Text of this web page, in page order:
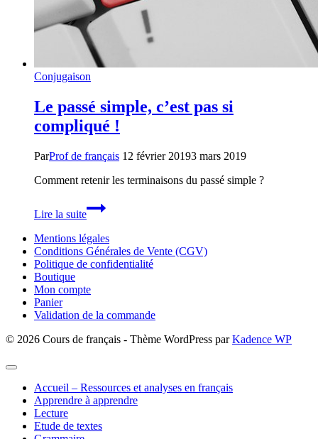
Conjugaison
Le passé simple, c’est pas si
compliqué !
ParProf de français 12 février 20193 mars 2019
Comment retenir les terminaisons du passé simple ?
Lire la suitepassé
c’est
pas
si
!
Mentions légales
Conditions Générales de Vente (CGV)
Politique de confidentialité
Boutique
Mon compte
Panier
Validation de la commande
© 2026 Cours de français - Thème WordPress parKadence WP
Accueil – Ressources et analyses en français
Apprendre à apprendre
Lecture
Etude de textes